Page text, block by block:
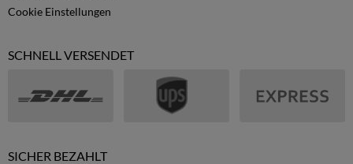
Cookie Einstellungen
SCHNELL VERSENDET
SICHER BEZAHLT